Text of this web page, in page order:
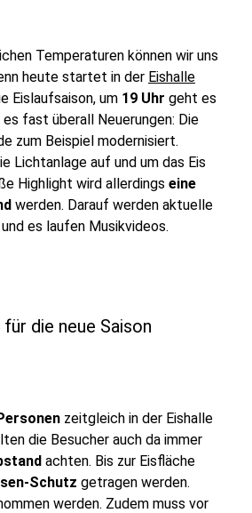
Temperaturen können wir uns
heute startet in der Eishalle
Eislaufsaison, um 19 Uhr geht es
fast überall Neuerungen: Die
zum Beispiel modernisiert.
Lichtanlage auf und um das Eis
Highlight wird allerdings eine
werden. Darauf werden aktuelle
es laufen Musikvideos.
die neue Saison
zeitgleich in der Eishalle
die Besucher auch da immer
achten. Bis zur Eisfläche
Schutz getragen werden.
werden. Zudem muss vor